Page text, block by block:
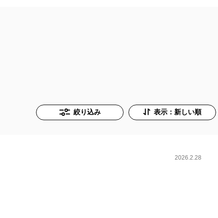
絞り込み 表示：新しい順
2026.2.28